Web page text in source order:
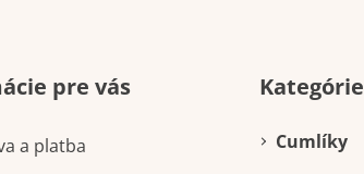
pre vás
a platba
kategórie
Kategórie
Cumlíky